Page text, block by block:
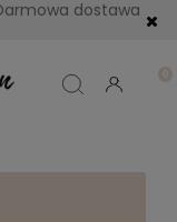
dostawa